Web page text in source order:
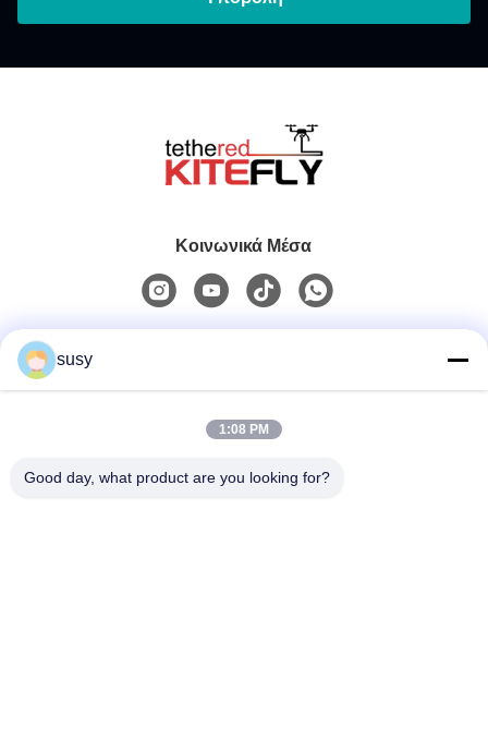
Κοινωνικά Μέσα
0086-19952400441
susy
1:08 PM
Good day, what product are you looking for?